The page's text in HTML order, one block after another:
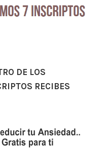
DE LOS
RECIBES